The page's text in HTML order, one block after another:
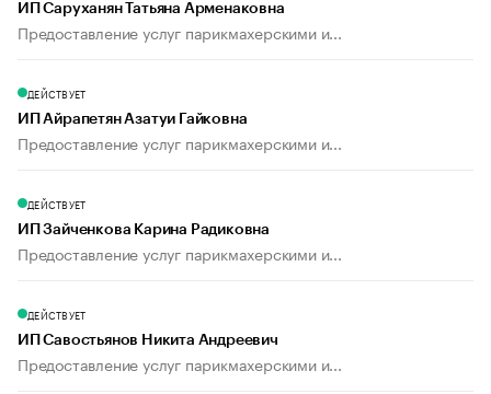
ИП Саруханян Татьяна Арменаковна
Предоставление услуг парикмахерскими и...
ДЕЙСТВУЕТ
ИП Айрапетян Азатуи Гайковна
Предоставление услуг парикмахерскими и...
ДЕЙСТВУЕТ
ИП Зайченкова Карина Радиковна
Предоставление услуг парикмахерскими и...
ДЕЙСТВУЕТ
ИП Савостьянов Никита Андреевич
Предоставление услуг парикмахерскими и...